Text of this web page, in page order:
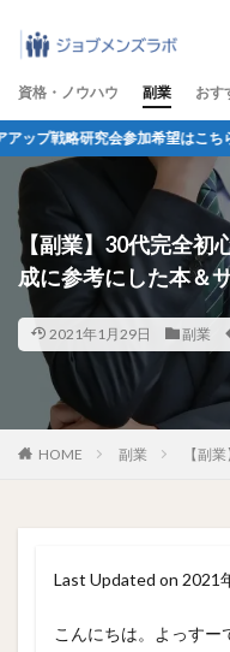
資格・ノウハウ 副業 おす
会参加希望はこちらから！！
【副業】30代完全初
成に参考にした本＆
2021年1月29日 副業
HOME 副業 【副
Last Updated on 2021
こんにちは。よっすー